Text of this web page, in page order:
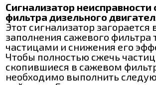
Сигнализатор неисправности
фильтра дизельного
Этот сигнализатор загорается
заполнения сажевого
частицами и снижения его
Чтобы полностью сжечь
скопившиеся в сажевом
необходимо выполнить